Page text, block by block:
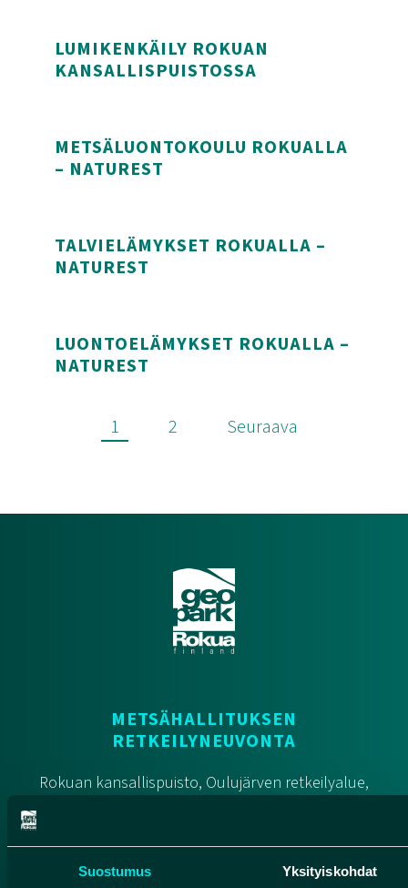
Suostumus Yksityiskohdat
LUMIKENKÄILY ROKUAN
KANSALLISPUISTOSSA
METSÄLUONTOKOULU ROKUALLA
– NATUREST
TALVIELÄMYKSET ROKUALLA –
NATUREST
LUONTOELÄMYKSET ROKUALLA –
NATUREST
Artikkelien
1 2 Seuraava
METSÄHALLITUKSEN
RETKEILYNEUVONTA
Rokuan kansallispuisto, Oulujärven retkeilyalue,
Pohjolan rengastie